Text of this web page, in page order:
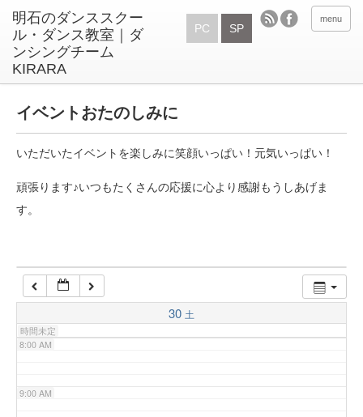
menu
PC SP
イベントおたのしみに
いただいたイベントを楽しみに笑顔いっぱい！元気いっぱい！
頑張ります♪いつもたくさんの応援に心より感謝もうしあげま
す。
30 土
時間未定
2:00 AM
4:00 AM
7:00 AM
8:00 AM
9:00 AM